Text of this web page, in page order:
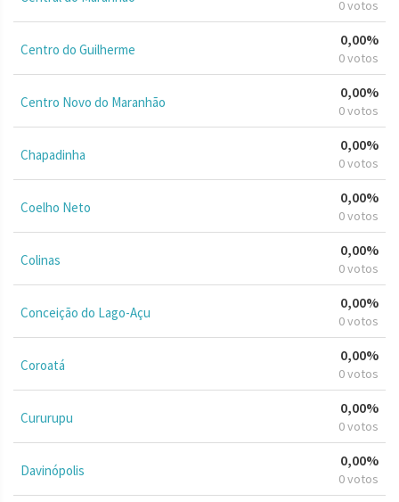
0 votos
Centro do Guilherme
0,00%
0 votos
Centro Novo do Maranhão
0,00%
0 votos
Chapadinha
0,00%
0 votos
Coelho Neto
0,00%
0 votos
Colinas
0,00%
0 votos
Conceição do Lago-Açu
0,00%
0 votos
Coroatá
0,00%
0 votos
Cururupu
0,00%
0 votos
Davinópolis
0,00%
0 votos